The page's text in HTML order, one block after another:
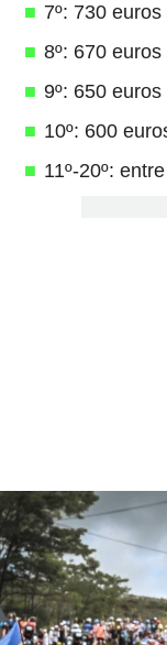
7º: 730 euros
8º: 670 euros
9º: 650 euros
10º: 600
11º-20º: